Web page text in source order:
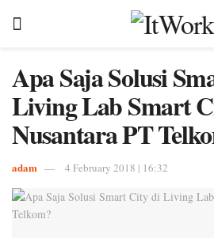
Apa Saja Solusi
Living Lab Smart
Nusantara PT
adam 4 February 2018 | 16:32